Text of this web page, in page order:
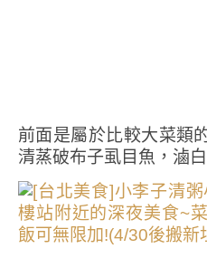
前面是屬於比較大菜類
清蒸破布子虱目魚，滷